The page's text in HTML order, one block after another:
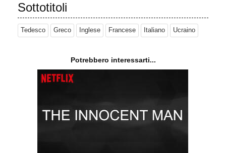
Sottotitoli
Tedesco Greco Inglese Francese Italiano Ucraino
Potrebbero interessarti...